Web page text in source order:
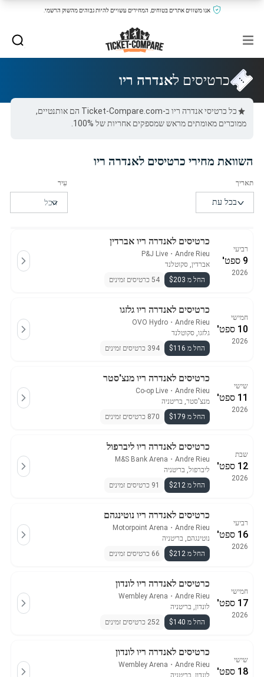
אנו משווים אתרים בטוחים, המחירים עשויים להיות גבוהים מהשוק הרשמי.
כרטיסים לאנדרה ריו
כל כרטיסי אנדרה ריו ב-Ticket-Compare.com הם אותנטיים,
ממוכרים מאומתים מראש שמספקים אחריות של 100%.
השוואת מחירי כרטיסים לאנדרה ריו
רביעי
9 ספט'
2026
כרטיסים לאנדרה ריו אברדין
Andre Rieu
・
P&J Live
אברדין, סקוטלנד
החל מ $203
54 כרטיסים זמינים
חמישי
10 ספט'
2026
כרטיסים לאנדרה ריו גלזגו
Andre Rieu
・
OVO Hydro
גלזגו, סקוטלנד
החל מ $116
394 כרטיסים זמינים
שישי
11 ספט'
2026
כרטיסים לאנדרה ריו מנצ'סטר
Andre Rieu
・
Co-op Live
מנצ'סטר, בריטניה
החל מ $179
870 כרטיסים זמינים
שבת
12 ספט'
2026
כרטיסים לאנדרה ריו ליברפול
Andre Rieu
・
M&S Bank Arena
ליברפול, בריטניה
החל מ $212
91 כרטיסים זמינים
רביעי
16 ספט'
2026
כרטיסים לאנדרה ריו נוטינגהם
Andre Rieu
・
Motorpoint Arena
נוטינגהם, בריטניה
החל מ $212
66 כרטיסים זמינים
חמישי
17 ספט'
2026
כרטיסים לאנדרה ריו לונדון
Andre Rieu
・
Wembley Arena
לונדון, בריטניה
החל מ $140
252 כרטיסים זמינים
שישי
18 ספט'
כרטיסים לאנדרה ריו לונדון
Andre Rieu
・
Wembley Arena
לונדון, בריטניה